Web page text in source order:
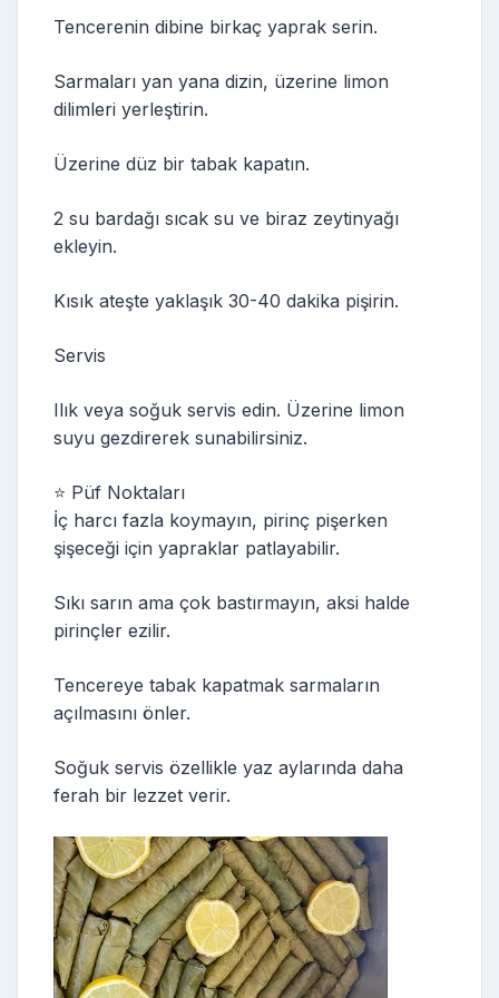
Tencerenin dibine birkaç yaprak serin.
Sarmaları yan yana dizin, üzerine limon
dilimleri yerleştirin.
Üzerine düz bir tabak kapatın.
2 su bardağı sıcak su ve biraz zeytinyağı
ekleyin.
Kısık ateşte yaklaşık 30-40 dakika pişirin.
Servis
Ilık veya soğuk servis edin. Üzerine limon
suyu gezdirerek sunabilirsiniz.
⭐ Püf Noktaları
İç harcı fazla koymayın, pirinç pişerken
şişeceği için yapraklar patlayabilir.
Sıkı sarın ama çok bastırmayın, aksi halde
pirinçler ezilir.
Tencereye tabak kapatmak sarmaların
açılmasını önler.
Soğuk servis özellikle yaz aylarında daha
ferah bir lezzet verir.